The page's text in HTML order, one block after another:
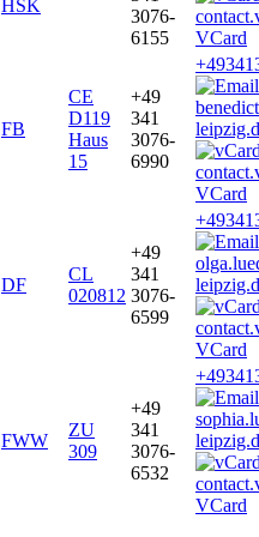
HSK
3076-
6155
VCard
FB
CE
D119
Haus
15
+49
341
3076-
6990
VCard
DF
CL
020812
+49
341
3076-
6599
VCard
FWW
ZU
309
+49
341
3076-
6532
VCard